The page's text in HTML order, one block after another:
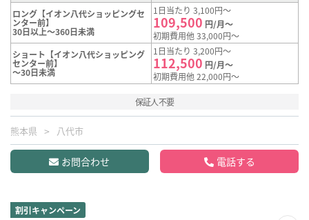
ロング【イオン八代ショッピングセ
ンター前】
30日以上～360日未満
1日当たり 3,100円～
109,500 円/月～
初期費用他 33,000円～
ショート【イオン八代ショッピング
センター前】
～30日未満
1日当たり 3,200円～
112,500 円/月～
初期費用他 22,000円～
保証人不要
熊本県 八代市
お問合わせ 電話する
割引キャンペーン